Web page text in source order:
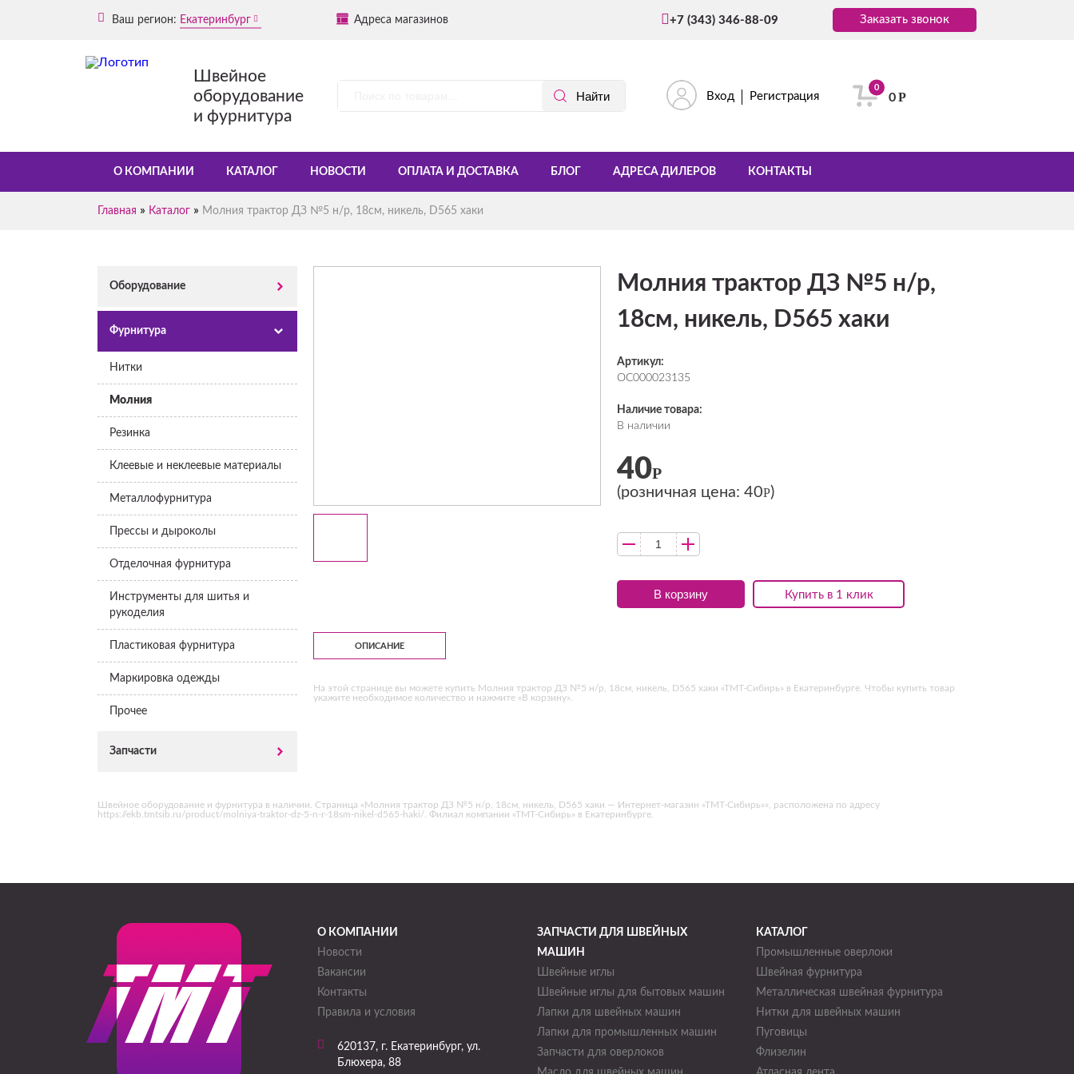
Ваш регион: Екатеринбург Адреса магазинов +7 (343) 346-88-09 Заказать звонок
Швейное
оборудование
и фурнитура
Вход Регистрация
0
0Р
О КОМПАНИИ КАТАЛОГ НОВОСТИ ОПЛАТА И ДОСТАВКА БЛОГ АДРЕСА ДИЛЕРОВ КОНТАКТЫ
Главная » Каталог » Молния трактор ДЗ №5 н/р, 18см, никель, D565 хаки
Оборудование
Фурнитура
Нитки
Молния
Резинка
Клеевые и неклеевые материалы
Металлофурнитура
Прессы и дыроколы
Отделочная фурнитура
Инструменты для шитья и
рукоделия
Пластиковая фурнитура
Маркировка одежды
Прочее
Запчасти
Молния трактор ДЗ №5 н/р,
18см, никель, D565 хаки
Артикул:
ОС000023135
Наличие товара:
В наличии
Купить в 1 клик
40Р
(розничная цена: 40Р)
В корзину
ОПИСАНИЕ
На этой странице вы можете купить Молния трактор ДЗ №5 н/р, 18см, никель, D565 хаки «ТМТ-Сибирь» в Екатеринбурге. Чтобы купить товар
укажите необходимое количество и нажмите «В корзину».
Швейное оборудование и фурнитура в наличии. Страница «Молния трактор ДЗ №5 н/р, 18см, никель, D565 хаки — Интернет-магазин «ТМТ-Сибирь»», расположена по адресу
https://ekb.tmtsib.ru/product/molniya-traktor-dz-5-n-r-18sm-nikel-d565-haki/. Филиал компании «ТМТ-Сибирь» в Екатеринбурге.
О КОМПАНИИ
Новости
Вакансии
Контакты
Правила и условия
620137, г. Екатеринбург, ул.
Блюхера, 88
ЗАПЧАСТИ ДЛЯ ШВЕЙНЫХ
МАШИН
Швейные иглы
Швейные иглы для бытовых машин
Лапки для швейных машин
Лапки для промышленных машин
Запчасти для оверлоков
КАТАЛОГ
Промышленные оверлоки
Швейная фурнитура
Металлическая швейная фурнитура
Нитки для швейных машин
Пуговицы
Флизелин